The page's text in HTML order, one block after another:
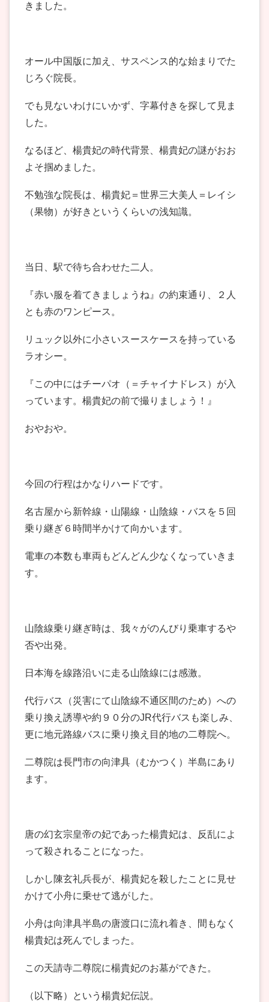
きました。
オール中国版に加え、サスペンス的な始まりでた
じろぐ院長。
でも見ないわけにいかず、字幕付きを探して見ま
した。
なるほど、楊貴妃の時代背景、楊貴妃の謎がおお
よそ掴めました。
不勉強な院長は、楊貴妃＝世界三大美人＝レイシ
（果物）が好きというくらいの浅知識。
当日、駅で待ち合わせた二人。
『赤い服を着てきましょうね』の約束通り、２人
とも赤のワンピース。
リュック以外に小さいスースケースを持っている
ラオシー。
『この中にはチーパオ（＝チャイナドレス）が入
っています。楊貴妃の前で撮りましょう！』
おやおや。
今回の行程はかなりハードです。
名古屋から新幹線・山陽線・山陰線・バスを５回
乗り継ぎ６時間半かけて向かいます。
電車の本数も車両もどんどん少なくなっていきま
す。
山陰線乗り継ぎ時は、我々がのんびり乗車するや
否や出発。
日本海を線路沿いに走る山陰線には感激。
代行バス（災害にて山陰線不通区間のため）への
乗り換え誘導や約９０分のJR代行バスも楽しみ、
更に地元路線バスに乗り換え目的地の二尊院へ。
二尊院は長門市の向津具（むかつく）半島にあり
ます。
唐の幻玄宗皇帝の妃であった楊貴妃は、反乱によ
って殺されることになった。
しかし陳玄礼兵長が、楊貴妃を殺したことに見せ
かけて小舟に乗せて逃がした。
小舟は向津具半島の唐渡口に流れ着き、間もなく
楊貴妃は死んでしまった。
この天請寺二尊院に楊貴妃のお墓ができた。
（以下略）という楊貴妃伝説。